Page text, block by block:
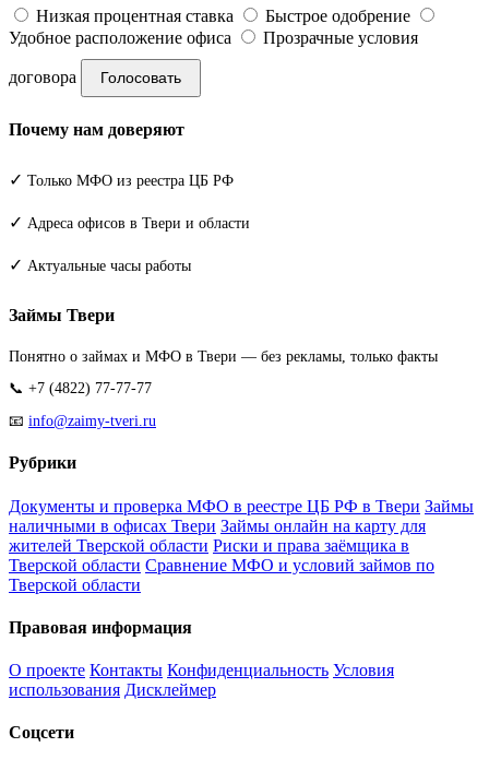
Низкая процентная ставка
Быстрое одобрение
Удобное расположение офиса
Прозрачные условия
договора Голосовать
Почему нам доверяют
✓ Только МФО из реестра ЦБ РФ
✓ Адреса офисов в Твери и области
✓ Актуальные часы работы
Займы Твери
Понятно о займах и МФО в Твери — без рекламы, только факты
📞 +7 (4822) 77-77-77
📧 info@zaimy-tveri.ru
Рубрики
Документы и проверка МФО в реестре ЦБ РФ в Твери Займы
наличными в офисах Твери Займы онлайн на карту для
жителей Тверской области Риски и права заёмщика в
Тверской области Сравнение МФО и условий займов по
Тверской области
Правовая информация
О проекте Контакты Конфиденциальность Условия
использования Дисклеймер
Соцсети